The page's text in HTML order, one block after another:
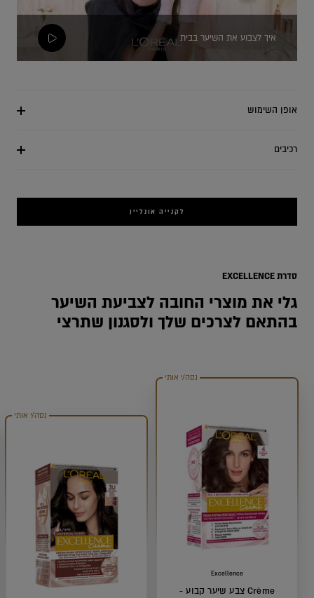
איך לצבוע את השיער בבית
אופן השימוש
רכיבים
לקנייה אונליין
גלי את מוצרי החובה לצביעת השיער
בהתאם לצרכים שלך ולסגנון שתרצי
סדרת EXCELLENCE
נסה/י אותי
Excellence
Crème צבע שיער קבוע -
נסה/י אותי